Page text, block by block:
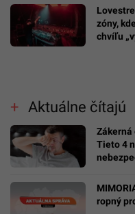
zóny,
chvíľu
Aktuálne čítajú
Zákerná
Tieto 4
ropný